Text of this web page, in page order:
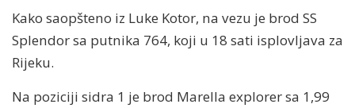
Kako saopšteno iz Luke Kotor, na vezu je brod SS
Splendor sa putnika 764, koji u 18 sati isplovljava za
Rijeku.
Na poziciji sidra 1 je brod Marella explorer sa 1,99